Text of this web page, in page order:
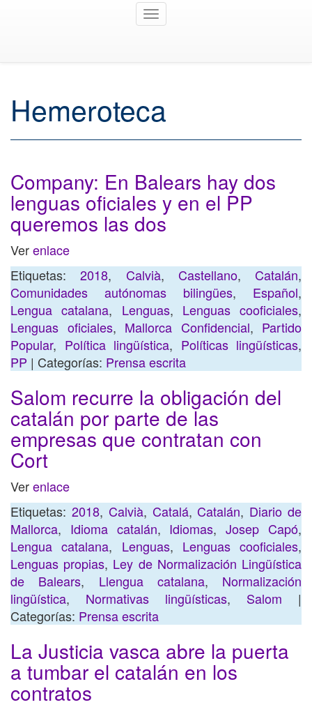
Toggle
Hemeroteca
Company: En Balears hay dos
lenguas oficiales y en el PP
queremos las dos
Verenlace
Etiquetas:2018, Calvià, Castellano, Catalán,
Comunidades autónomas bilingües, Español,
Lengua catalana, Lenguas, Lenguas cooficiales,
Lenguas oficiales, Mallorca Confidencial, Partido
Popular, Política lingüística, Políticas lingüísticas,
PP | Categorías: Prensa escrita
Salom recurre la obligación del
catalán por parte de las
empresas que contratan con
Cort
Verenlace
Etiquetas: 2018, Calvià, Catalá,Catalán, Diario de
Mallorca, Idioma catalán, Idiomas,Josep Capó,
Lengua catalana, Lenguas, Lenguas cooficiales,
Lenguas propias, Ley de Normalización Lingüística
de Balears, Llengua catalana, Normalización
lingüística, Normativas lingüísticas, Salom |
Categorías: Prensa escrita
La Justicia vasca abre la puerta
a tumbar el catalán en los
contratos